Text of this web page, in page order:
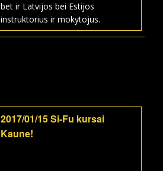
bet ir Latvijos bei Estijos
instruktorius ir mokytojus.
2017/01/15 Si-Fu kursai
Kaune!